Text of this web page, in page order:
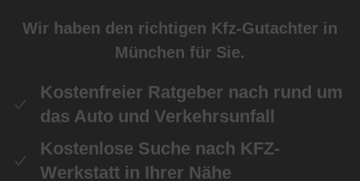
Wir haben den richtigen Kfz-Gutachter in
München für Sie.
Kostenfreier Ratgeber nach rund um
das Auto und Verkehrsunfall
Kostenlose Suche nach KFZ-
Werkstatt in Ihrer Nähe